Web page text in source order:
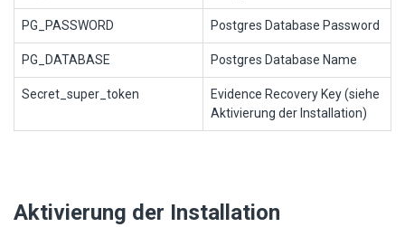
PG_PASSWORD Postgres Database Password
PG_DATABASE Postgres Database Name
Secret_super_token
Evidence Recovery Key (siehe
Aktivierung der Installation)
Aktivierung der Installation